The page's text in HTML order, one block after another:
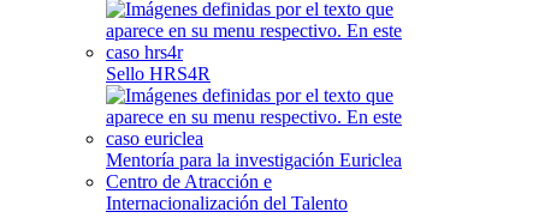
Sello HRS4R
Mentoría para la investigación Euriclea
Centro de Atracción e
Internacionalización del Talento